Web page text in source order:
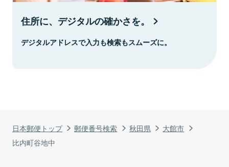
日本郵便トップ 郵便番号検索 秋田県
大館市
比内町谷地中
住所に、デジタルの確かさを。
デジタルアドレスで入力も検索もスムーズに。